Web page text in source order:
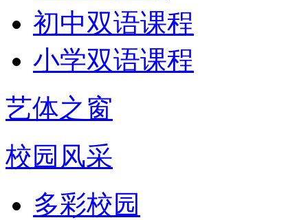
初中双语课程
小学双语课程
艺体之窗
校园风采
多彩校园